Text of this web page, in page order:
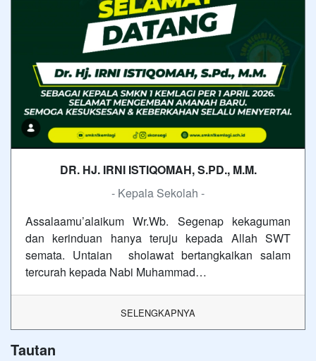
DR. HJ. IRNI ISTIQOMAH, S.PD., M.M.
- Kepala Sekolah -
Assalaamu’alaikum Wr.Wb. Segenap kekaguman
dan kerinduan hanya teruju kepada Allah SWT
semata. Untaian sholawat bertangkaikan salam
tercurah kepada Nabi Muhammad…
SELENGKAPNYA
Tautan